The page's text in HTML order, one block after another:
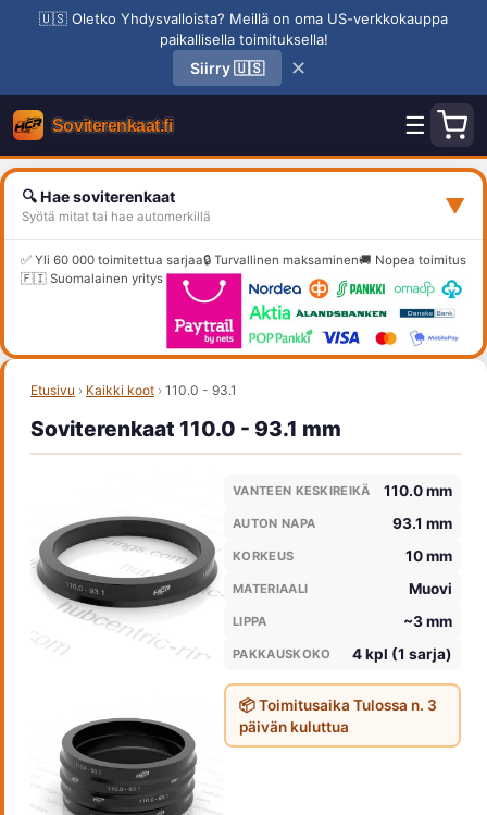
🇺🇸 Oletko Yhdysvalloista? Meillä on oma US-verkkokauppa
paikallisella toimituksella!
Siirry 🇺🇸 ✕
☰
🔍 Hae soviterenkaat
Syötä mitat tai hae automerkillä ▼
✅ Yli 60 000 toimitettua sarjaa🔒 Turvallinen maksaminen🚚 Nopea toimitus
🇫🇮 Suomalainen yritys
Etusivu › Kaikki koot › 110.0 - 93.1
Soviterenkaat 110.0 - 93.1 mm
VANTEEN KESKIREIKÄ 110.0 mm
AUTON NAPA 93.1 mm
KORKEUS 10 mm
MATERIAALI Muovi
LIPPA ~3 mm
PAKKAUSKOKO 4 kpl (1 sarja)
📦 Toimitusaika Tulossa n. 3
päivän kuluttua